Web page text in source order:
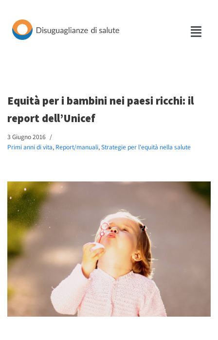
Vai
Equità per i bambini nei paesi ricchi: il
report dell’Unicef
3 Giugno 2016
Primi anni di vita, Report/manuali,Strategie per l'equità nella salute